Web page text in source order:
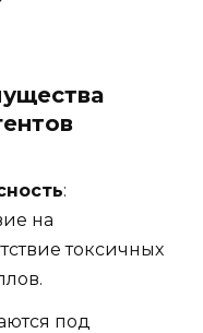
:
на
токсичных
под